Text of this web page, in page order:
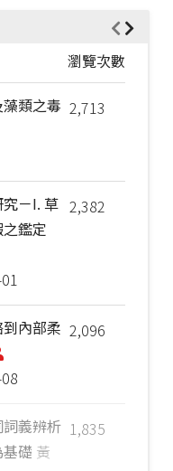
瀏覽次數
2,713
類之毒
2,382
－I. 草
鑑定
2,096
內部柔
1,835
詞義辨析
礎 黃